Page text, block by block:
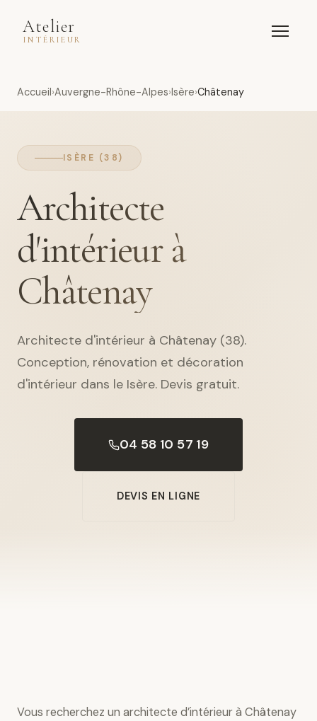
Atelier
INTÉRIEUR
Accueil Auvergne-Rhône-Alpes Isère Châtenay
ISÈRE (38)
Architecte
d'intérieur à
Châtenay
Architecte d'intérieur à Châtenay (38).
Conception, rénovation et décoration
d'intérieur dans le Isère. Devis gratuit.
04 58 10 57 19
DEVIS EN LIGNE
Vous recherchez un architecte d’intérieur à Châtenay